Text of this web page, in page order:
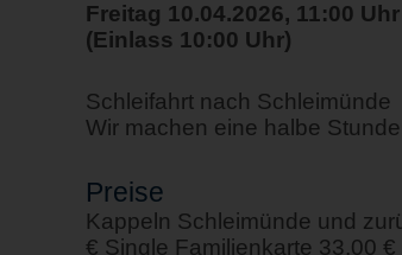
Freitag 10.04.2026, 11:00
(Einlass 10:00 Uhr)
Schleifahrt nach Schleimünde
Wir machen eine halbe
Preise
Kappeln Schleimünde und
€ Single Familienkarte 33,00 €